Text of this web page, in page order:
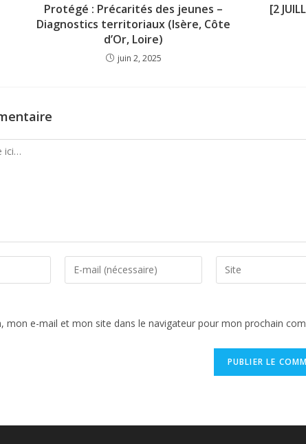
Protégé : Précarités des jeunes –
Diagnostics territoriaux (Isère, Côte
d’Or, Loire)
juin 2, 2025
[2
mon e-mail et mon site dans le navigateur pour mon prochain